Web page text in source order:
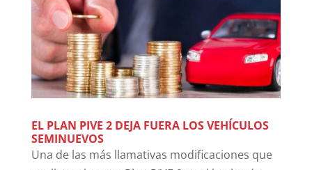
EL PLAN PIVE 2 DEJA FUERA LOS VEHÍCULOS
SEMINUEVOS
Una de las más llamativas modificaciones que